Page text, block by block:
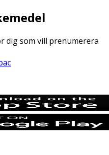
dig som vill prenumerera